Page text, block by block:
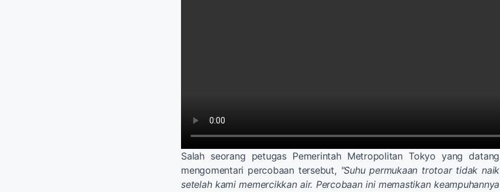
Salah seorang petugas Pemerintah Metropolitan Tokyo yang datang
mengomentari percobaan tersebut, "Suhu permukaan trotoar tidak naik
setelah kami memercikkan air. Percobaan ini memastikan keampuhannya